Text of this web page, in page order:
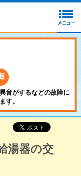
音がするなどの故障に
す。
湯器の交